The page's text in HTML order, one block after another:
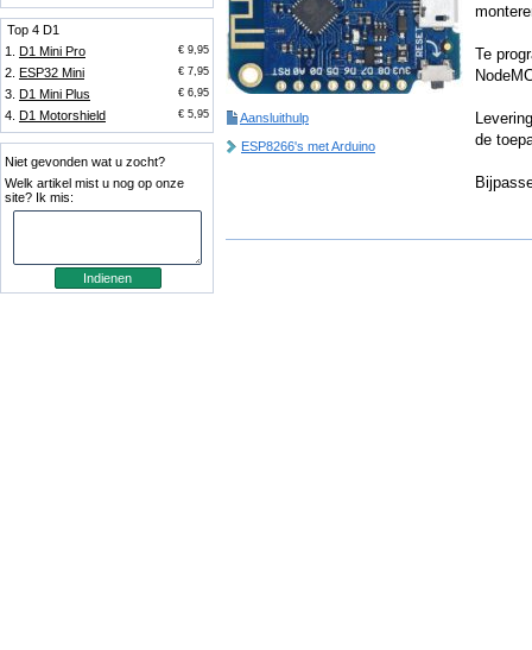
Top 4 D1
1. D1 Mini Pro € 9,95
2. ESP32 Mini € 7,95
3. D1 Mini Plus € 6,95
4. D1 Motorshield € 5,95
Niet gevonden wat u zocht?
Welk artikel mist u nog op onze
site? Ik mis:
Aansluithulp
ESP8266's met Arduino
Te
de